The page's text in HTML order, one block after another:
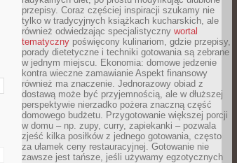
przepisy. Coraz częściej inspiracji szukamy nie
tylko w tradycyjnych książkach kucharskich, ale
również odwiedzając specjalistyczny wortal
tematyczny poświęcony kulinariom, gdzie przepisy,
porady dietetyczne i techniki gotowania są zebrane
w jednym miejscu. Ekonomia: domowe jedzenie
kontra wieczne zamawianie Aspekt finansowy
również ma znaczenie. Jednorazowy obiad z
dostawą może być przyjemnością, ale w dłuższej
perspektywie nierzadko pożera znaczną część
domowego budżetu. Przygotowanie większej porcji
w domu – np. zupy, curry, zapiekanki – pozwala
zjeść kilka posiłków z jednego gotowania, często
za ułamek ceny restauracyjnej. Gotowanie nie
zawsze jest tańsze, jeśli używamy egzotycznych